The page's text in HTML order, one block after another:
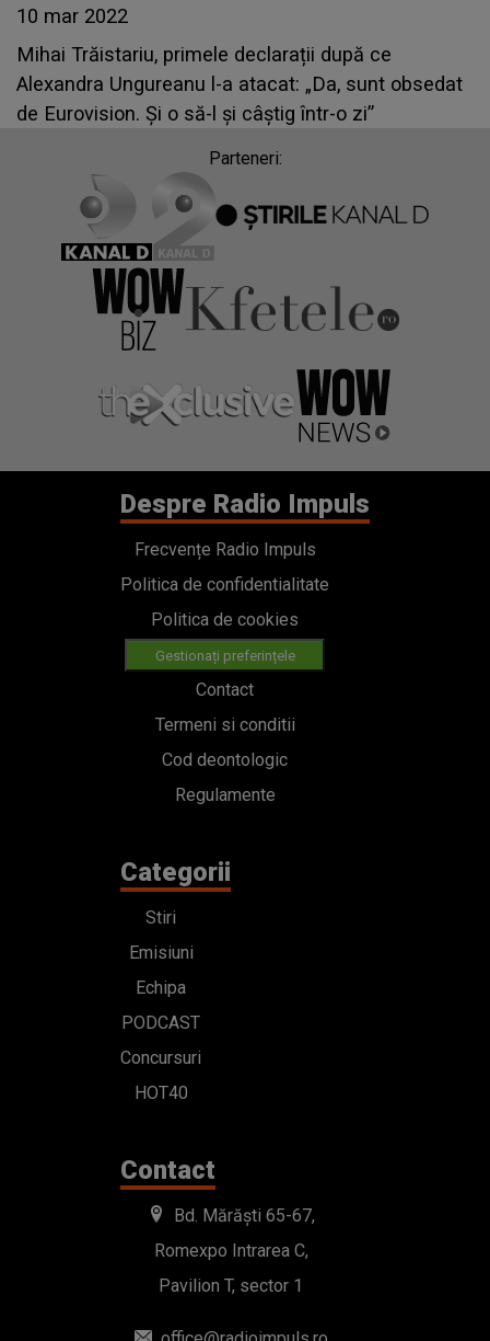
10 mar 2022
Mihai Trăistariu, primele declarații după ce
Alexandra Ungureanu l-a atacat: „Da, sunt obsedat
de Eurovision. Și o să-l și câștig într-o zi”
Parteneri:
Despre Radio Impuls
Frecvențe Radio Impuls
Politica de confidentialitate
Politica de cookies
Gestionați preferințele
Contact
Termeni si conditii
Cod deontologic
Regulamente
Categorii
Stiri
Emisiuni
Echipa
PODCAST
Concursuri
HOT40
Contact
Bd. Mărăști 65-67,
Romexpo Intrarea C,
Pavilion T, sector 1